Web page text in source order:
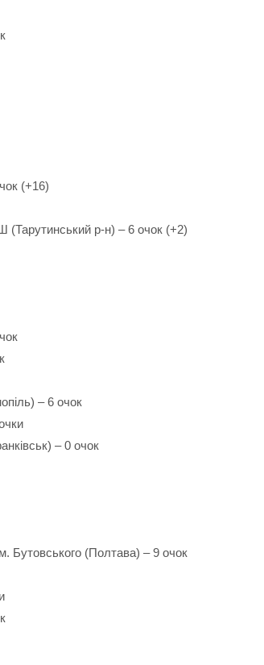
(+16)
р-н) – 6 очок (+2)
– 6 очок
– 0 очок
Бутовського (Полтава) – 9 очок